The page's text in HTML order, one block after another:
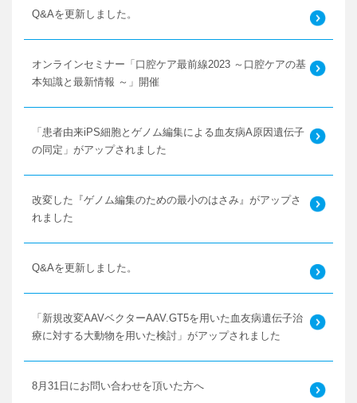
Q&Aを更新しました。
オンラインセミナー「口腔ケア最前線2023 ～口腔ケアの基
本知識と最新情報 ～」開催
「患者由来iPS細胞とゲノム編集による血友病A原因遺伝子
の同定」がアップされました
改変した『ゲノム編集のための最小のはさみ』がアップさ
れました
Q&Aを更新しました。
「新規改変AAVベクターAAV.GT5を用いた血友病遺伝子治
療に対する大動物を用いた検討」がアップされました
8月31日にお問い合わせを頂いた方へ